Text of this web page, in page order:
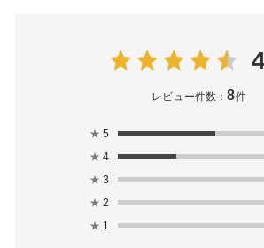
レビュー件数：8件
★ 5
★ 4
★ 3
★ 2
★ 1